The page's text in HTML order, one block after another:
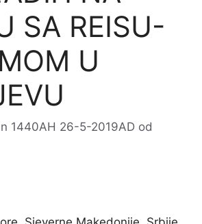
SA REISU-
U
1440AH 26-5-2019AD od